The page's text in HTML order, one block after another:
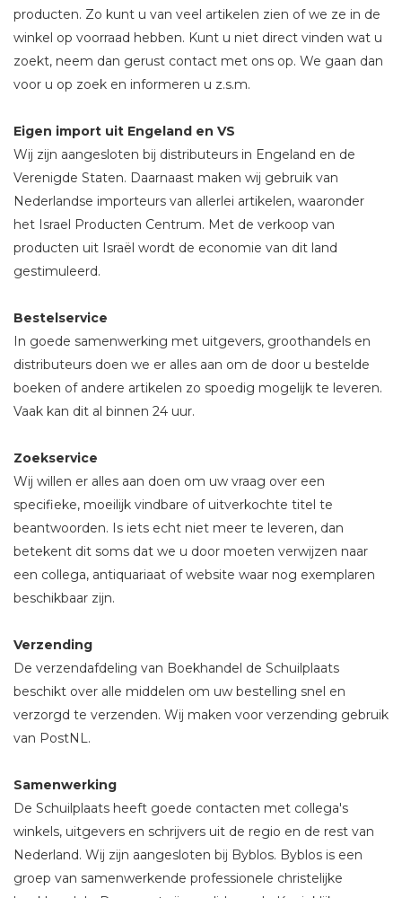
producten. Zo kunt u van veel artikelen zien of we ze in de
winkel op voorraad hebben. Kunt u niet direct vinden wat u
zoekt, neem dan gerust contact met ons op. We gaan dan
voor u op zoek en informeren u z.s.m.
Eigen import uit Engeland en VS
Wij zijn aangesloten bij distributeurs in Engeland en de
Verenigde Staten. Daarnaast maken wij gebruik van
Nederlandse importeurs van allerlei artikelen, waaronder
het Israel Producten Centrum. Met de verkoop van
producten uit Israël wordt de economie van dit land
gestimuleerd.
Bestelservice
In goede samenwerking met uitgevers, groothandels en
distributeurs doen we er alles aan om de door u bestelde
boeken of andere artikelen zo spoedig mogelijk te leveren.
Vaak kan dit al binnen 24 uur.
Zoekservice
Wij willen er alles aan doen om uw vraag over een
specifieke, moeilijk vindbare of uitverkochte titel te
beantwoorden. Is iets echt niet meer te leveren, dan
betekent dit soms dat we u door moeten verwijzen naar
een collega, antiquariaat of website waar nog exemplaren
beschikbaar zijn.
Verzending
De verzendafdeling van Boekhandel de Schuilplaats
beschikt over alle middelen om uw bestelling snel en
verzorgd te verzenden. Wij maken voor verzending gebruik
van PostNL.
Samenwerking
De Schuilplaats heeft goede contacten met collega's
winkels, uitgevers en schrijvers uit de regio en de rest van
Nederland. Wij zijn aangesloten bij Byblos. Byblos is een
groep van samenwerkende professionele christelijke